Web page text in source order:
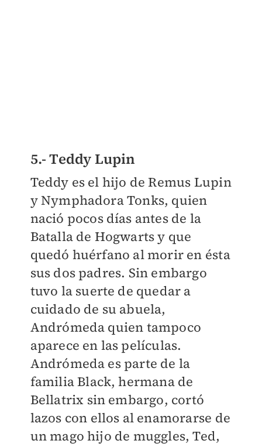
5.- Teddy Lupin
Teddy es el hijo de Remus Lupin
y Nymphadora Tonks, quien
nació pocos días antes de la
Batalla de Hogwarts y que
quedó huérfano al morir en ésta
sus dos padres. Sin embargo
tuvo la suerte de quedar a
cuidado de su abuela,
Andrómeda quien tampoco
aparece en las películas.
Andrómeda es parte de la
familia Black, hermana de
Bellatrix sin embargo, cortó
lazos con ellos al enamorarse de
un mago hijo de muggles, Ted,